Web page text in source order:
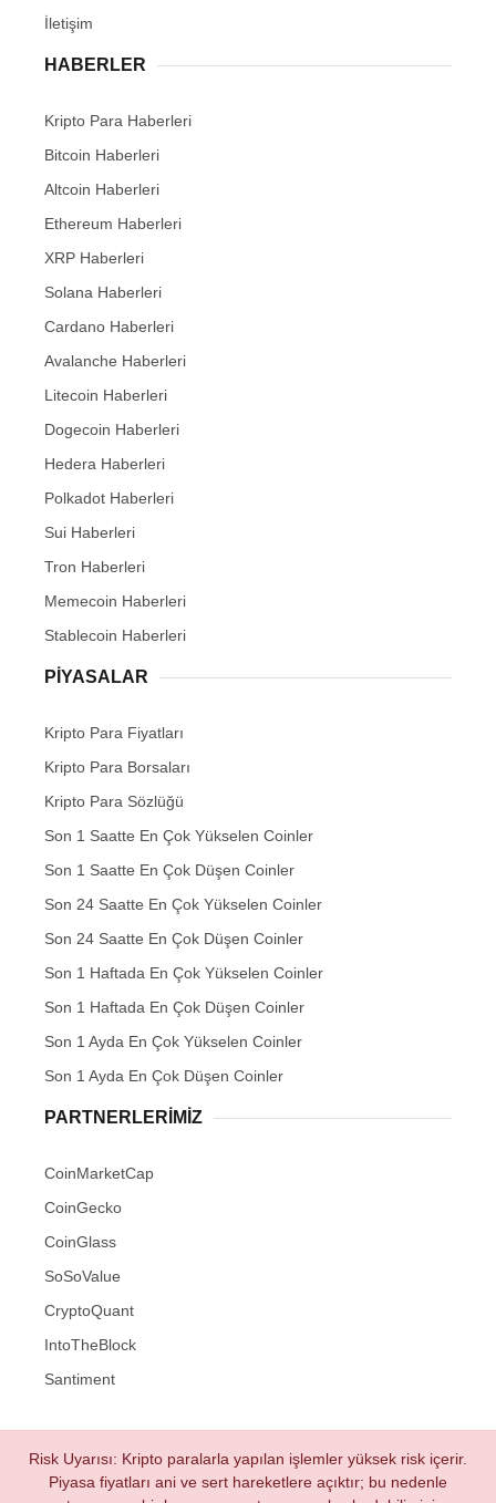
İletişim
HABERLER
Kripto Para Haberleri
Bitcoin Haberleri
Altcoin Haberleri
Ethereum Haberleri
XRP Haberleri
Solana Haberleri
Cardano Haberleri
Avalanche Haberleri
Litecoin Haberleri
Dogecoin Haberleri
Hedera Haberleri
Polkadot Haberleri
Sui Haberleri
Tron Haberleri
Memecoin Haberleri
Stablecoin Haberleri
PIYASALAR
Kripto Para Fiyatları
Kripto Para Borsaları
Kripto Para Sözlüğü
Son 1 Saatte En Çok Yükselen Coinler
Son 1 Saatte En Çok Düşen Coinler
Son 24 Saatte En Çok Yükselen Coinler
Son 24 Saatte En Çok Düşen Coinler
Son 1 Haftada En Çok Yükselen Coinler
Son 1 Haftada En Çok Düşen Coinler
Son 1 Ayda En Çok Yükselen Coinler
Son 1 Ayda En Çok Düşen Coinler
PARTNERLERIMIZ
CoinMarketCap
CoinGecko
CoinGlass
SoSoValue
CryptoQuant
IntoTheBlock
Santiment
Risk Uyarısı: Kripto paralarla yapılan işlemler yüksek risk içerir.
Piyasa fiyatları ani ve sert hareketlere açıktır; bu nedenle